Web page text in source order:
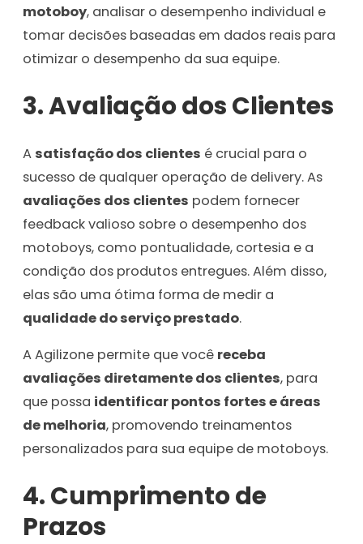
motoboy, analisar o desempenho individual e
tomar decisões baseadas em dados reais para
otimizar o desempenho da sua equipe.
3.Avaliação dos Clientes
A satisfação dos clientes é crucial para o
sucesso de qualquer operação de delivery. As
avaliações dos clientes podem fornecer
feedback valioso sobre o desempenho dos
motoboys, como pontualidade, cortesia e a
condição dos produtos entregues. Além disso,
elas são uma ótima forma de medir a
qualidade do serviço prestado.
A Agilizone permite que você receba
avaliações diretamente dos clientes, para
que possa identificar pontos fortes e áreas
de melhoria, promovendo treinamentos
personalizados para sua equipe de motoboys.
4.Cumprimento de
Prazos